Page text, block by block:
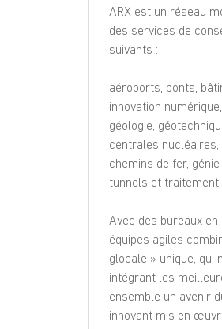
ARX est un réseau
des services de
suivants :
aéroports, ponts,
innovation
géologie,
centrales nucléaires,
chemins de fer,
tunnels et traitement
Avec des bureaux
équipes agiles
glocale » unique, qui
intégrant les
ensemble un avenir
innovant mis en